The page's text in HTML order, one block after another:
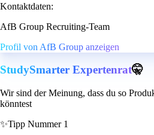
Kontaktdaten:
AfB Group Recruiting-Team
Profil von AfB Group anzeigen
StudySmarter Expertenrat🤫
Wir sind der Meinung, dass du so
könntest
✨Tipp Nummer 1